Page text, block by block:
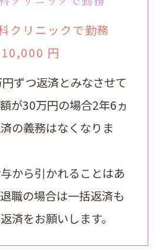
クリニックで勤務
円
ずつ返済とみなさせて
が30万円の場合2年6ヵ
の義務はなくなりま
から引かれることはあ
職の場合は一括返済も
済をお願いします。